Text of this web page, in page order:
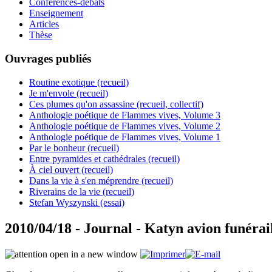
Conférences-débats
Enseignement
Articles
Thèse
Ouvrages publiés
Routine exotique (recueil)
Je m'envole (recueil)
Ces plumes qu'on assassine (recueil, collectif)
Anthologie poétique de Flammes vives, Volume 3
Anthologie poétique de Flammes vives, Volume 2
Anthologie poétique de Flammes vives, Volume 1
Par le bonheur (recueil)
Entre pyramides et cathédrales (recueil)
À ciel ouvert (recueil)
Dans la vie à s'en méprendre (recueil)
Riverains de la vie (recueil)
Stefan Wyszynski (essai)
2010/04/18 - Journal - Katyn avion